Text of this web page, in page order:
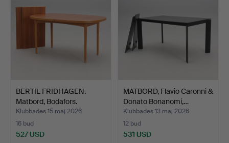
BERTIL FRIDHAGEN.
Matbord, Bodafors.
Klubbades 15 maj 2026
16 bud
527 USD
MATBORD, Flavio Caronni &
Donato Bonanomi,…
Klubbades 13 maj 2026
12 bud
531 USD